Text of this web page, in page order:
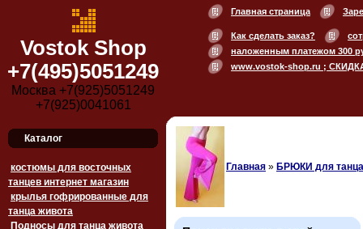
Vostok Shop
+7(495)5051249
Москва +7(925)5051249
+7(925)0041061
Главная страница
Как сделать заказ?
наложенным платежом 300
www.vostok-shop.ru ;
Каталог
костюмы для восточных
танцев интернет магазин
крылья гофрированные для
танца живота
Подносы для танца живота
Главная » БРЮКИ для